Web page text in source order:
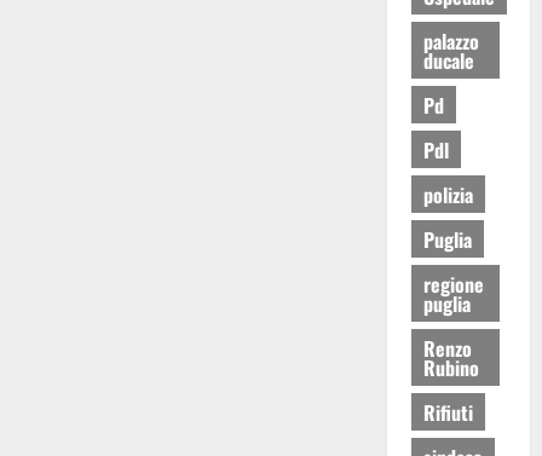
palazzo
ducale
Pd
Pdl
polizia
Puglia
regione
puglia
Renzo
Rubino
Rifiuti